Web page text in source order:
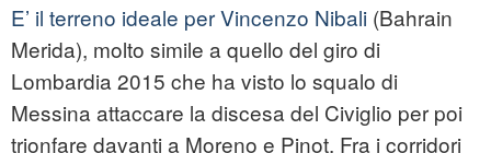
E’ il terreno ideale per Vincenzo Nibali (Bahrain
Merida), molto simile a quello del giro di
Lombardia 2015 che ha visto lo squalo di
Messina attaccare la discesa del Civiglio per poi
trionfare davanti a Moreno e Pinot. Fra i corridori